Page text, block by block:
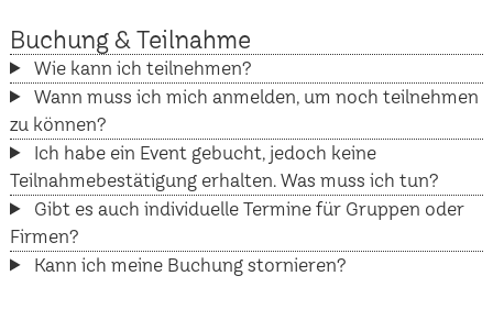
Buchung & Teilnahme
Wie kann ich teilnehmen?
Wann muss ich mich anmelden, um noch teilnehmen
zu können?
Ich habe ein Event gebucht, jedoch keine
Teilnahmebestätigung erhalten. Was muss ich tun?
Gibt es auch individuelle Termine für Gruppen oder
Firmen?
Kann ich meine Buchung stornieren?